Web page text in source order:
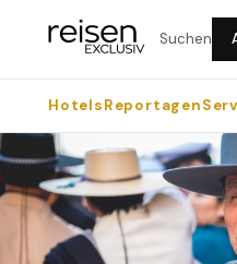
Suchen
HotelsReportagen